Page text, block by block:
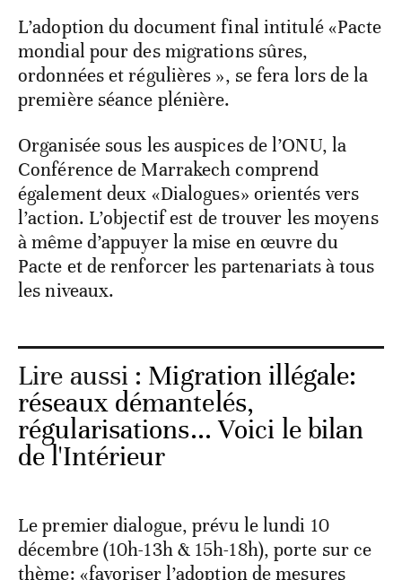
L’adoption du document final intitulé «Pacte
mondial pour des migrations sûres,
ordonnées et régulières », se fera lors de la
première séance plénière.
Organisée sous les auspices de l’ONU, la
Conférence de Marrakech comprend
également deux «Dialogues» orientés vers
l’action. L’objectif est de trouver les moyens
à même d’appuyer la mise en œuvre du
Pacte et de renforcer les partenariats à tous
les niveaux.
Lire aussi : Migration illégale:
réseaux démantelés,
régularisations... Voici le bilan
de l'Intérieur
Le premier dialogue, prévu le lundi 10
décembre (10h-13h & 15h-18h), porte sur ce
thème: «favoriser l’adoption de mesures